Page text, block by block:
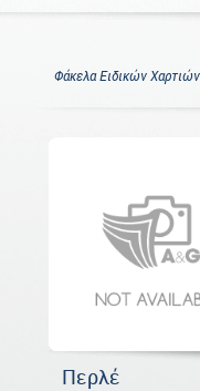
Φάκελα Ειδικών
Περλέ